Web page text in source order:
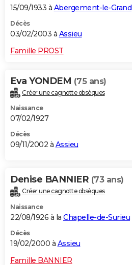
15/09/1933 à Abergement-le-Grand
Décès
03/02/2003 à Assieu
Famille PROST
Eva YONDEM (75 ans)
Créer une cagnotte obsèques
Naissance
07/02/1927
Décès
09/11/2002 à Assieu
Denise BANNIER (73 ans)
Créer une cagnotte obsèques
Naissance
22/08/1926 à la Chapelle-de-Surieu
Décès
19/02/2000 à Assieu
Famille BANNIER